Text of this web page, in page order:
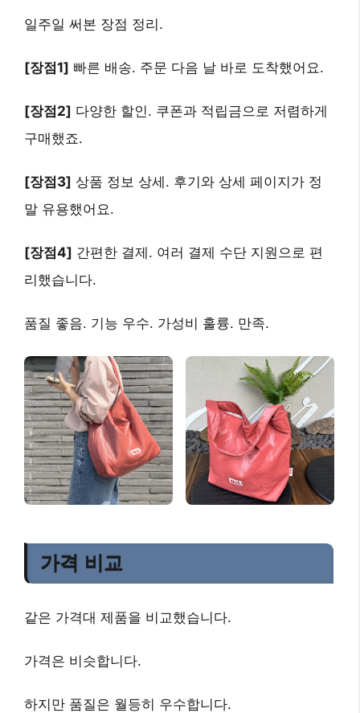
일주일 써본 장점 정리.
[장점1] 빠른 배송. 주문 다음 날 바로 도착했어요.
[장점2] 다양한 할인. 쿠폰과 적립금으로 저렴하게
구매했죠.
[장점3] 상품 정보 상세. 후기와 상세 페이지가 정
말 유용했어요.
[장점4] 간편한 결제. 여러 결제 수단 지원으로 편
리했습니다.
품질 좋음. 기능 우수. 가성비 훌륭. 만족.
가격 비교
같은 가격대 제품을 비교했습니다.
가격은 비슷합니다.
하지만 품질은 월등히 우수합니다.